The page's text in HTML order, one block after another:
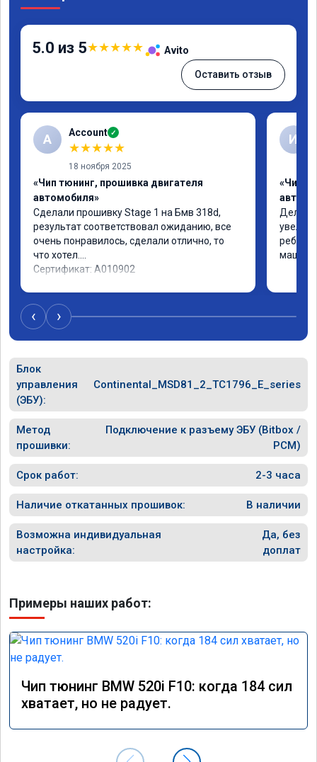
5.0 из 5★★★★★ Avito
Оставить отзыв
A Account ✓
★★★★★
18 ноября 2025
«Чип тюнинг, прошивка двигателя
автомобиля»
Сделали прошивку Stage 1 на Бмв 318d,
результат соответствовал ожиданию, все
очень понравилось, сделали отлично, то
что хотел.
Сертификат: A010902
И
«Чип
Делали
ребята
машина
‹ ›
Блок
управления
(ЭБУ):
Continental_MSD81_2_TC1796_E_series
Метод
прошивки:
Подключение к разъему ЭБУ (Bitbox /
PCM)
Срок работ: 2-3 часа
Наличие откатанных прошивок: В наличии
Возможна индивидуальная
настройка:
Да, без
доплат
Примеры наших работ:
Чип тюнинг BMW 520i F10: когда 184 сил
хватает, но не радует.